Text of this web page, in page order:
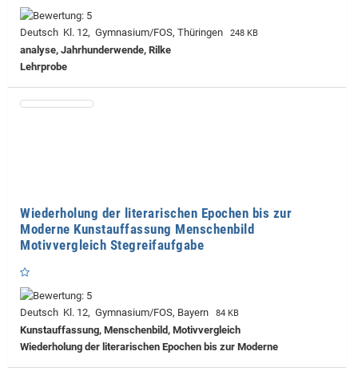
Deutsch Kl. 12, Gymnasium/FOS, Thüringen 248 KB
analyse, Jahrhunderwende, Rilke
Lehrprobe
Wiederholung der literarischen Epochen bis zur
Moderne Kunstauffassung Menschenbild
Motivvergleich Stegreifaufgabe
Deutsch Kl. 12, Gymnasium/FOS, Bayern 84 KB
Kunstauffassung, Menschenbild, Motivvergleich
Wiederholung der literarischen Epochen bis zur Moderne